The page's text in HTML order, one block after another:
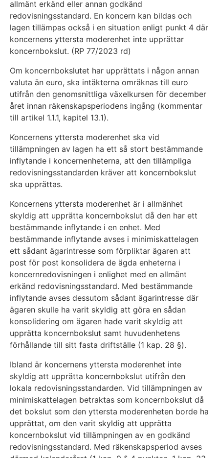
allmänt erkänd eller annan godkänd
redovisningsstandard. En koncern kan bildas och
lagen tillämpas också i en situation enligt punkt 4 där
koncernens yttersta moderenhet inte upprättar
koncernbokslut. (RP 77/2023 rd)
Om koncernbokslutet har upprättats i någon annan
valuta än euro, ska intäkterna omräknas till euro
utifrån den genomsnittliga växelkursen för december
året innan räkenskapsperiodens ingång (kommentar
till artikel 1.1.1, kapitel 13.1).
Koncernens yttersta moderenhet ska vid
tillämpningen av lagen ha ett så stort bestämmande
inflytande i koncernenheterna, att den tillämpliga
redovisningsstandarden kräver att koncernbokslut
ska upprättas.
Koncernens yttersta moderenhet är i allmänhet
skyldig att upprätta koncernbokslut då den har ett
bestämmande inflytande i en enhet. Med
bestämmande inflytande avses i minimiskattelagen
ett sådant ägarintresse som förpliktar ägaren att
post för post konsolidera de ägda enheterna i
koncernredovisningen i enlighet med en allmänt
erkänd redovisningsstandard. Med bestämmande
inflytande avses dessutom sådant ägarintresse där
ägaren skulle ha varit skyldig att göra en sådan
konsolidering om ägaren hade varit skyldig att
upprätta koncernbokslut samt huvudenhetens
förhållande till sitt fasta driftställe (1 kap. 28 §).
Ibland är koncernens yttersta moderenhet inte
skyldig att upprätta koncernbokslut utifrån den
lokala redovisningsstandarden. Vid tillämpningen av
minimiskattelagen betraktas som koncernbokslut då
det bokslut som den yttersta moderenheten borde ha
upprättat, om den varit skyldig att upprätta
koncernbokslut vid tillämpningen av en godkänd
redovisningsstandard. Med räkenskapsperiod avses